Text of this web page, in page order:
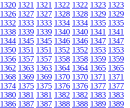
1320 1321 1321 1322 1322 1323 1323
1326 1327 1327 1328 1328 1329 1329
1332 1333 1333 1334 1334 1335 1335
1338 1339 1339 1340 1340 1341 1341
1344 1345 1345 1346 1346 1347 1347
1350 1351 1351 1352 1352 1353 1353
1356 1357 1357 1358 1358 1359 1359
1362 1363 1363 1364 1364 1365 1365
1368 1369 1369 1370 1370 1371 1371
1374 1375 1375 1376 1376 1377 1377
1380 1381 1381 1382 1382 1383 1383
1386 1387 1387 1388 1388 1389 1389